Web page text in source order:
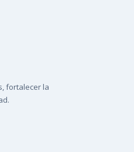
fortalecer la